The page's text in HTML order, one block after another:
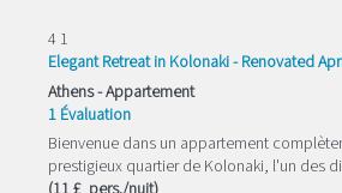
4 1
Elegant Retreat in Kolonaki - Renovated
Athens -Appartement
1 Évaluation
Bienvenue dans un appartement
prestigieux quartier de Kolonaki, l'un des